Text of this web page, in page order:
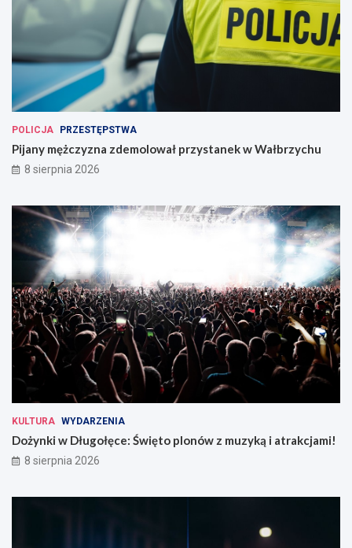
POLICJA PRZESTĘPSTWA
Pijany mężczyzna zdemolował przystanek w Wałbrzychu
8 sierpnia 2026
KULTURA WYDARZENIA
Dożynki w Długołęce: Święto plonów z muzyką i atrakcjami!
8 sierpnia 2026